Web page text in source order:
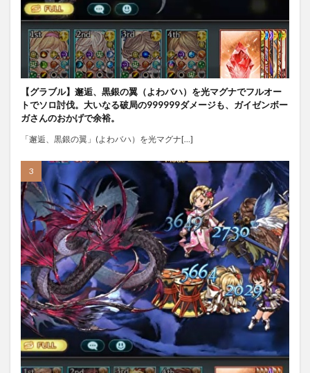
【グラブル】邂逅、黒銀の翼（よわバハ）を光マグナでフルオー
トでソロ討伐。大いなる破局の999999ダメージも、ガイゼンボー
ガさんのおかげで余裕。
「邂逅、黒銀の翼」(よわバハ）を光マグナ[…]